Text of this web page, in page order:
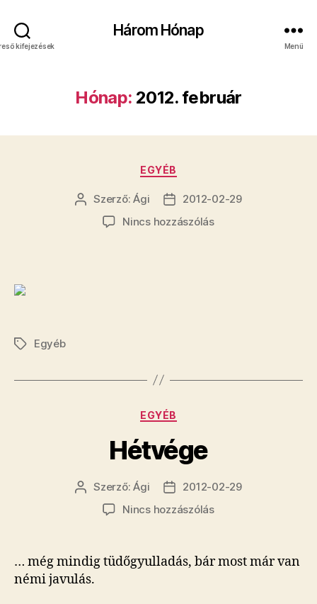
kifejezések
Három Hónap
Menü
Hónap: 2012. február
Kategóriák
EGYÉB
Bejegyzés
szerzője
Szerző:Ági
Bejegyzés
dátuma
2012-02-29
Nincs hozzászólása(z)
CímkékEgyéb
Kategóriák
EGYÉB
Hétvége
Bejegyzés
szerzője
Szerző:Ági
Bejegyzés
dátuma
2012-02-29
Nincs hozzászólása(z)
… még mindig tüdőgyulladás, bár most már van
némi javulás.